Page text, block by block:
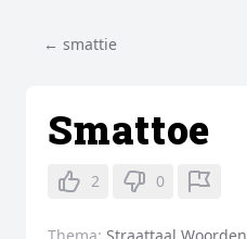
← smattie
Smattoe
2 0
Thema: Straattaal Woorden